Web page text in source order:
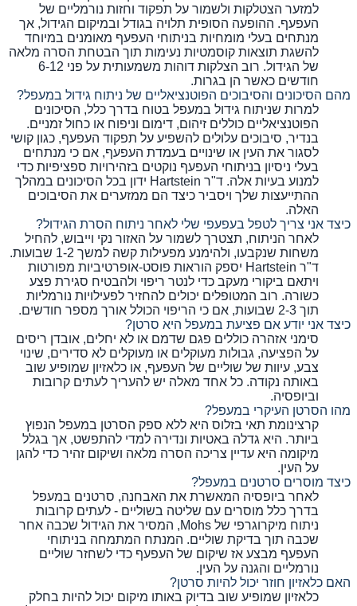
למזער הצטלקות ולשמור על תפקוד וחזות נורמליים של
העפעף. ההופעה הסופית תלויה בגודל ובמיקום הגידול, אך
מנתחים בעלי מומחיות בניתוחי העפעף מאומנים במיוחד
להשגת תוצאות קוסמטיות נעימות תוך הבטחת הסרה מלאה
של הגידול. רוב הצלקות דוהות משמעותית על פני 6-12
חודשים כאשר הן בגרות.
מהם הסיכונים והסיבוכים הפוטנציאליים של ניתוח גידול במעפל?
למרות שניתוח גידול במעפל בטוח בדרך כלל, הסיכונים
הפוטנציאליים כוללים זיהום, דימום וניפוח או כחול זמניים.
בנדיר, סיבוכים עלולים להשפיע על תפקוד העפעף, כגון קושי
לסגור את העין או שינויים בעמדת העפעף, אם כי מנתחים
בעלי ניסיון בניתוחי העפעף נוקטים בזהירויות ספציפיות כדי
למנוע בעיות אלה. ד"ר Hartstein ידון בכל הסיכונים במהלך
ההתייעצות שלך ויסביר כיצד הם ממזערים את הסיבוכים
האלה.
כיצד אני צריך לטפל בעפעפי שלי לאחר ניתוח הסרת הגידול?
לאחר הניתוח, תצטרך לשמור על האזור נקי וייבוש, להחיל
משחות שנקבעו, ולהימנע מפעילות קשה למשך 1-2 שבועות.
ד"ר Hartstein יספק הוראות פוסט-אופרטיביות מפורטות
ויתאם ביקורי מעקב כדי לנטר ריפוי ולהבטיח סגירת פצע
כשורה. רוב המטופלים יכולים להחזיר לפעילויות נורמליות
תוך 2-3 שבועות, אם כי הריפוי הכולל אורך מספר חודשים.
כיצד אני יודע אם פציעת במעפל היא סרטן?
סימני אזהרה כוללים פגם שדמם או לא יחלים, אובדן ריסים
על הפציעה, גבולות מעוקלים או מעוקלים לא סדירים, שינוי
צבע, עיוות של שוליים של העפעף, או כלאזיון שמופיע שוב
באותה נקודה. כל אחד מאלה יש להעריך לעתים קרובות
וביופסיה.
מהו הסרטן העיקרי במעפל?
קרצינומת תאי בזלוס היא ללא ספק הסרטן במעפל הנפוץ
ביותר. היא גדלה באטיות ונדירה למדי להתפשט, אך בגלל
מיקומה היא עדיין צריכה הסרה מלאה ושיקום זהיר כדי להגן
על העין.
כיצד מוסרים סרטנים במעפל?
לאחר ביופסיה המאשרת את האבחנה, סרטנים במעפל
בדרך כלל מוסרים עם שליטה בשוליים - לעתים קרובות
ניתוח מיקרוגרפי של Mohs, המסיר את הגידול שכבה אחר
שכבה תוך בדיקת שוליים. המנתח המתמחה בניתוחי
העפעף מבצע אז שיקום של העפעף כדי לשחזר שוליים
נורמליים והגנה על העין.
האם כלאזיון חוזר יכול להיות סרטן?
כלאזיון שמופיע שוב בדיוק באותו מיקום יכול להיות בחלק